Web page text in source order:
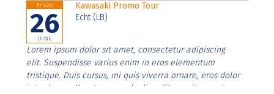
Friday
26
JUNE
Kawasaki Promo Tour
Echt (LB)
Lorem ipsum dolor sit amet, consectetur adipiscing
elit. Suspendisse varius enim in eros elementum
tristique. Duis cursus, mi quis viverra ornare, eros dolor
interdum nulla, ut commodo diam libero vitae erat.